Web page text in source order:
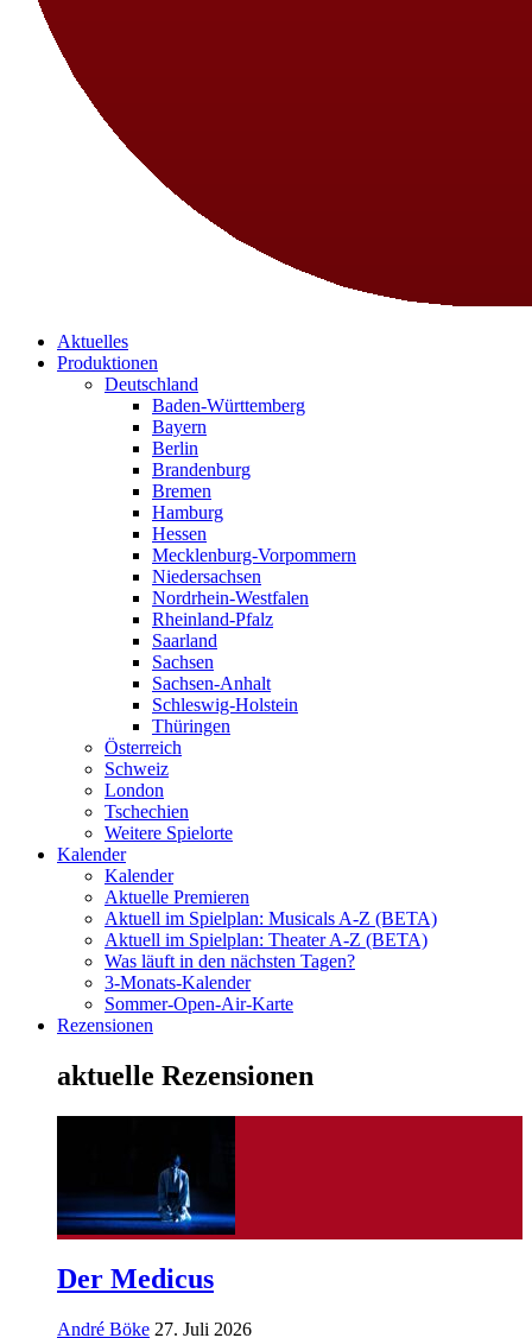
Aktuelles
Produktionen
Deutschland
Baden-Württemberg
Bayern
Berlin
Brandenburg
Bremen
Hamburg
Hessen
Mecklenburg-Vorpommern
Niedersachsen
Nordrhein-Westfalen
Rheinland-Pfalz
Saarland
Sachsen
Sachsen-Anhalt
Schleswig-Holstein
Thüringen
Österreich
Schweiz
London
Tschechien
Weitere Spielorte
Kalender
Kalender
Aktuelle Premieren
Aktuell im Spielplan: Musicals A-Z (BETA)
Aktuell im Spielplan: Theater A-Z (BETA)
Was läuft in den nächsten Tagen?
3-Monats-Kalender
Sommer-Open-Air-Karte
Rezensionen
aktuelle Rezensionen
Der Medicus
André Böke 27. Juli 2026